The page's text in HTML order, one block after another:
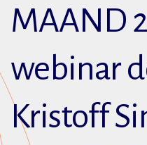
MAAND
webinar
Kristoff